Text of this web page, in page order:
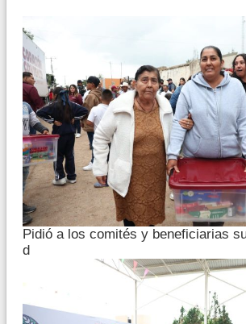
Pidió a los comités y beneficiarias
d